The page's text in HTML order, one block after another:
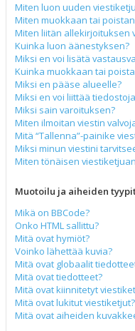
Miten luon uuden
Miten muokkaan tai
Miten liitän allekirjoituksen
Kuinka luon äänestyksen?
Miksi en voi lisätä
Kuinka muokkaan tai
Miksi en pääse alueelle?
Miksi en voi liittää
Miksi sain varoituksen?
Miten ilmoitan viestin
Mitä “Tallenna”-painike
Miksi minun viestini
Miten tönäisen
Muotoilu ja aiheiden
Mikä on BBCode?
Onko HTML sallittu?
Mitä ovat hymiöt?
Voinko lähettää kuvia?
Mitä ovat globaalit
Mitä ovat tiedotteet?
Mitä ovat kiinnitetyt
Mitä ovat lukitut viestiketjut?
Mitä ovat aiheiden